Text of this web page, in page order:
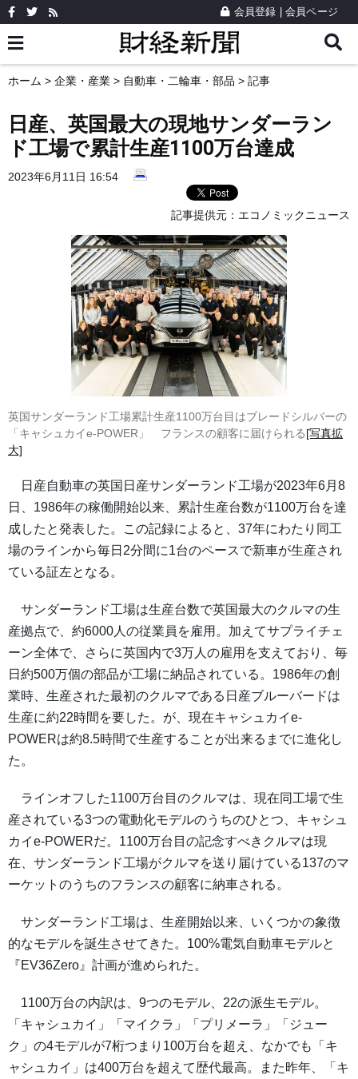
会員登録 会員ページ
ホーム > 企業・産業 > 自動車・二輪車・部品 > 記事
日産、英国最大の現地サンダーラン
ド工場で累計生産1100万台達成
2023年6月11日 16:54
記事提供元： エコノミックニュース
英国サンダーランド工場累計生産1100万台目はブレードシルバーの
「キャシュカイe-POWER」 フランスの顧客に届けられる[写真拡
大]
日産自動車の英国日産サンダーランド工場が2023年6月8
日、1986年の稼働開始以来、累計生産台数が1100万台を達
成したと発表した。この記録によると、37年にわたり同工
場のラインから毎日2分間に1台のペースで新車が生産され
ている証左となる。
サンダーランド工場は生産台数で英国最大のクルマの生
産拠点で、約6000人の従業員を雇用。加えてサプライチェ
ーン全体で、さらに英国内で3万人の雇用を支えており、毎
日約500万個の部品が工場に納品されている。1986年の創
業時、生産された最初のクルマである日産ブルーバードは
生産に約22時間を要した。が、現在キャシュカイe-
POWERは約8.5時間で生産することが出来るまでに進化し
た。
ラインオフした1100万台目のクルマは、現在同工場で生
産されている3つの電動化モデルのうちのひとつ、キャシュ
カイe-POWERだ。1100万台目の記念すべきクルマは現
在、サンダーランド工場がクルマを送り届けている137のマ
ーケットのうちのフランスの顧客に納車される。
サンダーランド工場は、生産開始以来、いくつかの象徴
的なモデルを誕生させてきた。100%電気自動車モデルと
『EV36Zero』計画が進められた。
1100万台の内訳は、9つのモデル、22の派生モデル。
「キャシュカイ」「マイクラ」「プリメーラ」「ジュー
ク」の4モデルが7桁つまり100万台を超え、なかでも「キ
ャシュカイ」は400万台を超えて歴代最高。また昨年、「キ